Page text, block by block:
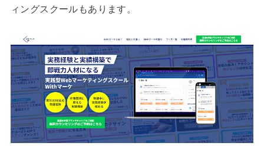
ィングスクールもあります。